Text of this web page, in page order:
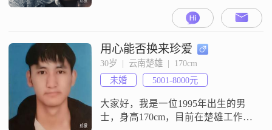
中努力进取，目前月收入在3001到
5000元之间##3002##我性格独立有
主见，真诚地对待每一个人，我认
为人与人之间的相处应该建立在真
诚的基础上，只有真诚才能赢得他
人的信任##3002##我注重共同成
长，我认为
用心能否换来珍爱
30岁  |  云南楚雄  |  170cm
未婚
5001-8000元
大家好，我是一位1995年出生的男
士，身高170cm，目前在楚雄工作